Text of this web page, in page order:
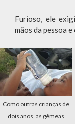
Furioso, ele
mãos da pessoa
Como outras crianças de
dois anos, as gêmeas